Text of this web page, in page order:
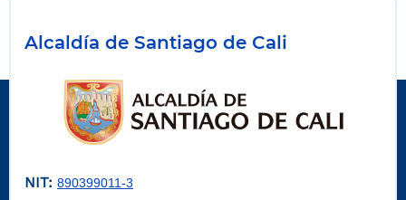
Alcaldía de Santiago de Cali
NIT: 890399011-3